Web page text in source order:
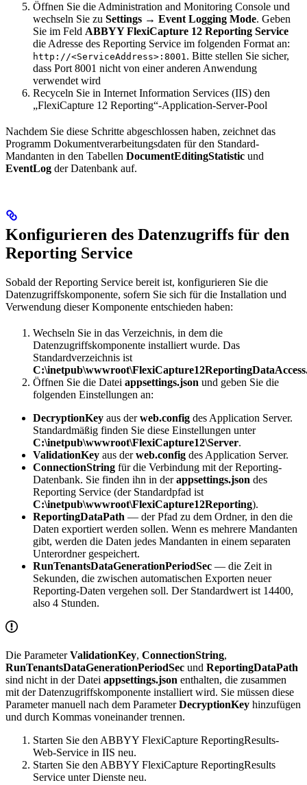
Öffnen Sie die Administration and Monitoring Console und
wechseln Sie zu Settings → Event Logging Mode. Geben
Sie im Feld ABBYY FlexiCapture 12 Reporting Service
die Adresse des Reporting Service im folgenden Format an:
http://<ServiceAddress>:8001. Bitte stellen Sie sicher,
dass Port 8001 nicht von einer anderen Anwendung
verwendet wird
Recyceln Sie in Internet Information Services (IIS) den
„FlexiCapture 12 Reporting“-Application-Server-Pool
Nachdem Sie diese Schritte abgeschlossen haben, zeichnet das
Programm Dokumentverarbeitungsdaten für den Standard-
Mandanten in den Tabellen DocumentEditingStatistic und
EventLog der Datenbank auf.
Konfigurieren des Datenzugriffs für den
Reporting Service
Sobald der Reporting Service bereit ist, konfigurieren Sie die
Datenzugriffskomponente, sofern Sie sich für die Installation und
Verwendung dieser Komponente entschieden haben:
Wechseln Sie in das Verzeichnis, in dem die
Datenzugriffskomponente installiert wurde. Das
Standardverzeichnis ist
Öffnen Sie die Datei appsettings.json und geben Sie die
folgenden Einstellungen an:
DecryptionKey aus derweb.config des Application Server.
Standardmäßig finden Sie diese Einstellungen unter
C:\inetpub\wwwroot\FlexiCapture12\Server.
ValidationKey aus derweb.config des Application Server.
ConnectionString für die Verbindung mit der Reporting-
Datenbank. Sie finden ihn in derappsettings.json des
Reporting Service (der Standardpfad ist
C:\inetpub\wwwroot\FlexiCapture12Reporting).
ReportingDataPath — der Pfad zu dem Ordner, in den die
Daten exportiert werden sollen. Wenn es mehrere Mandanten
gibt, werden die Daten jedes Mandanten in einem separaten
Unterordner gespeichert.
RunTenantsDataGenerationPeriodSec — die Zeit in
Sekunden, die zwischen automatischen Exporten neuer
Reporting-Daten vergehen soll. Der Standardwert ist 14400,
also 4 Stunden.
Die ParameterValidationKey, ConnectionString,
RunTenantsDataGenerationPeriodSec und ReportingDataPath
sind nicht in der Datei appsettings.json enthalten, die zusammen
mit der Datenzugriffskomponente installiert wird. Sie müssen diese
Parameter manuell nach dem ParameterDecryptionKey hinzufügen
und durch Kommas voneinander trennen.
Starten Sie den ABBYY FlexiCapture ReportingResults-
Web-Service in IIS neu.
Starten Sie den ABBYY FlexiCapture ReportingResults
Service unter Dienste neu.